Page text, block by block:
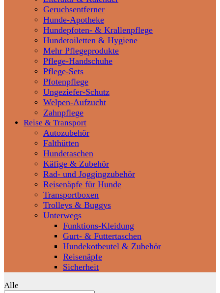
Geruchsentferner
Hunde-Apotheke
Hundepfoten- & Krallenpflege
Hundetoiletten & Hygiene
Mehr Pflegeprodukte
Pflege-Handschuhe
Pflege-Sets
Pfotenpflege
Ungeziefer-Schutz
Welpen-Aufzucht
Zahnpflege
Reise & Transport
Autozubehör
Falthütten
Hundetaschen
Käfige & Zubehör
Rad- und Joggingzubehör
Reisenäpfe für Hunde
Transportboxen
Trolleys & Buggys
Unterwegs
Funktions-Kleidung
Gurt- & Futtertaschen
Hundekotbeutel & Zubehör
Reisenäpfe
Sicherheit
Alle